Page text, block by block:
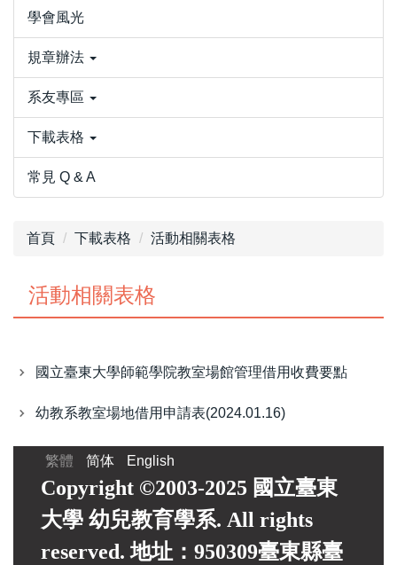
學會風光
規章辦法
系友專區
下載表格
常見 Q & A
首頁 下載表格 活動相關表格
活動相關表格
國立臺東大學師範學院教室場館管理借用收費要點
幼教系教室場地借用申請表(2024.01.16)
繁體 简体 English
Copyright ©2003-2025 國立臺東
大學 幼兒教育學系. All rights
reserved. 地址：950309臺東縣臺